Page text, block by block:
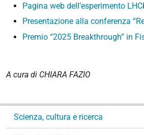
Pagina web dell’esperimento
Presentazione alla conferenza
Premio “2025 Breakthrough” in
A cura di CHIARA FAZIO
Scienza, cultura e ricerca